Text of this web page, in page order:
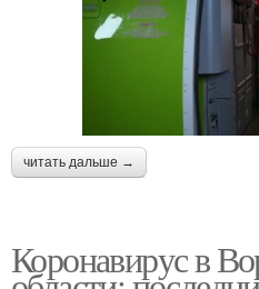
читать дальше →
Коронавирус в